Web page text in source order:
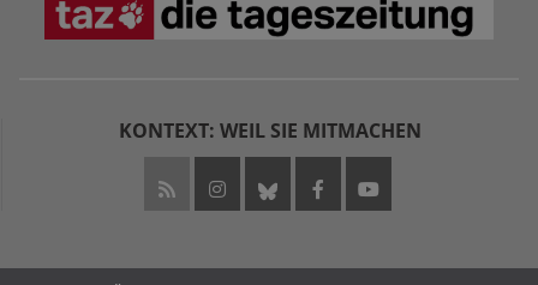
KONTEXT: WEIL SIE MITMACHEN